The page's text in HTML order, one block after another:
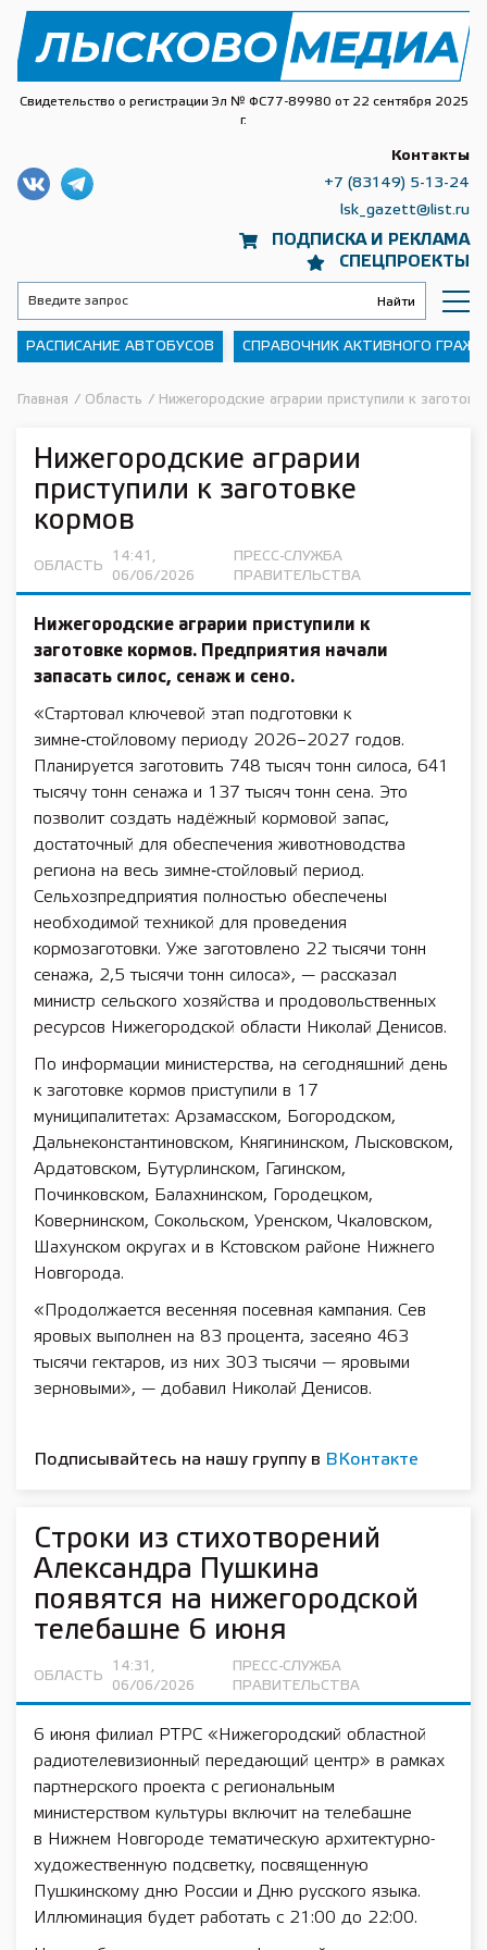
Свидетельство о регистрации Эл № ФС77-89980 от 22 сентября 2025
г.
ПОДПИСКА И РЕКЛАМА
СПЕЦПРОЕКТЫ
Контакты
+7 (83149) 5-13-24
lsk_gazett@list.ru
РАСПИСАНИЕ АВТОБУСОВ СПРАВОЧНИК АКТИВНОГО
Главная / Область / Нижегородские аграрии приступили к
Нижегородские аграрии
приступили к заготовке
кормов
ОБЛАСТЬ
14:41,
06/06/2026
ПРЕСС-СЛУЖБА
ПРАВИТЕЛЬСТВА
Нижегородские аграрии приступили к
заготовке кормов. Предприятия начали
запасать силос, сенаж и сено.
«Стартовал ключевой этап подготовки к
зимне‑стойловому периоду 2026–2027 годов.
Планируется заготовить 748 тысяч тонн силоса, 641
тысячу тонн сенажа и 137 тысяч тонн сена. Это
позволит создать надёжный кормовой запас,
достаточный для обеспечения животноводства
региона на весь зимне‑стойловый период.
Сельхозпредприятия полностью обеспечены
необходимой техникой для проведения
кормозаготовки. Уже заготовлено 22 тысячи тонн
сенажа, 2,5 тысячи тонн силоса», — рассказал
министр сельского хозяйства и продовольственных
ресурсов Нижегородской области Николай Денисов.
По информации министерства, на сегодняшний день
к заготовке кормов приступили в 17
муниципалитетах: Арзамасском, Богородском,
Дальнеконстантиновском, Княгининском, Лысковском,
Ардатовском, Бутурлинском, Гагинском,
Починковском, Балахнинском, Городецком,
Ковернинском, Сокольском, Уренском, Чкаловском,
Шахунском округах и в Кстовском районе Нижнего
Новгорода.
«Продолжается весенняя посевная кампания. Сев
яровых выполнен на 83 процента, засеяно 463
тысячи гектаров, из них 303 тысячи — яровыми
зерновыми», — добавил Николай Денисов.
Подписывайтесь на нашу группу в ВКонтакте
Строки из стихотворений
Александра Пушкина
появятся на нижегородской
телебашне 6 июня
ОБЛАСТЬ
14:31,
06/06/2026
ПРЕСС-СЛУЖБА
ПРАВИТЕЛЬСТВА
6 июня филиал РТРС «Нижегородский областной
радиотелевизионный передающий центр» в рамках
партнерского проекта с региональным
министерством культуры включит на телебашне
в Нижнем Новгороде тематическую архитектурно-
художественную подсветку, посвященную
Пушкинскому дню России и Дню русского языка.
Иллюминация будет работать с 21:00 до 22:00.